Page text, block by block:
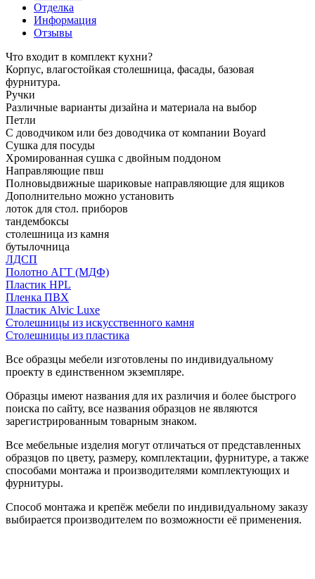
Отделка
Информация
Отзывы
Что входит в комплект кухни?
Корпус, влагостойкая столешница, фасады, базовая
фурнитура.
Ручки
Различные варианты дизайна и материала на выбор
Петли
С доводчиком или без доводчика от компании Boyard
Сушка для посуды
Хромированная сушка с двойным поддоном
Направляющие пвш
Полновыдвижные шариковые направляющие для ящиков
Дополнительно можно установить
лоток для стол. приборов
тандембоксы
столешница из камня
бутылочница
ЛДСП
Полотно АГТ (МДФ)
Пластик HPL
Пленка ПВХ
Пластик Alvic Luxe
Столешницы из искусственного камня
Столешницы из пластика
Все образцы мебели изготовлены по индивидуальному
проекту в единственном экземпляре.
Образцы имеют названия для их различия и более быстрого
поиска по сайту, все названия образцов не являются
зарегистрированным товарным знаком.
Все мебельные изделия могут отличаться от представленных
образцов по цвету, размеру, комплектации, фурнитуре, а также
способами монтажа и производителями комплектующих и
фурнитуры.
Способ монтажа и крепёж мебели по индивидуальному заказу
выбирается производителем по возможности её применения.